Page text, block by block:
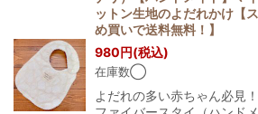
ットン生地のよだれかけ【
め買いで送料無料！】
980円(税込)
在庫数◯
よだれの多い赤ちゃん必見